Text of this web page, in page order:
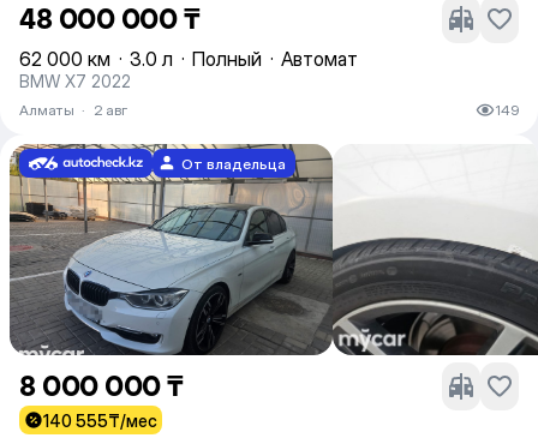
48 000 000 ₸
62 000 км · 3.0 л · Полный · Автомат
BMW X7 2022
Алматы · 2 авг 149
От владельца
8 000 000 ₸
140 555₸/мес